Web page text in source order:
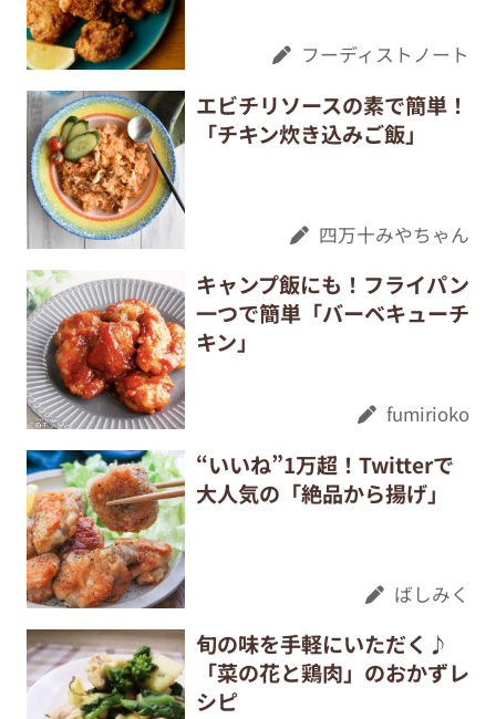
フーディストノート
エビチリソースの素で簡単！
「チキン炊き込みご飯」
四万十みやちゃん
キャンプ飯にも！フライパン
一つで簡単「バーベキューチ
キン」
fumirioko
“いいね”1万超！Twitterで
大人気の「絶品から揚げ」
ばしみく
旬の味を手軽にいただく♪
「菜の花と鶏肉」のおかずレ
シピ